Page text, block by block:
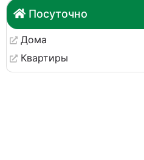
Посуточно
Дома
Квартиры